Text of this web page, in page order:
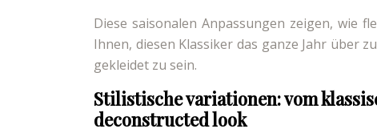
Diese saisonalen Anpassungen zeigen, wie
Ihnen, diesen Klassiker das ganze Jahr über
gekleidet zu sein.
Stilistische variationen: vom
deconstructed look